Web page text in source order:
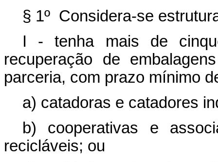
§ 1º Considera-se
I - tenha mais de
recuperação de
parceria, com prazo mínimo
a) catadoras e catadores
b) cooperativas e
recicláveis; ou